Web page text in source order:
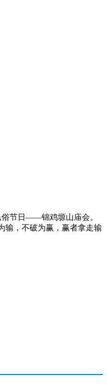
节日——锦鸡塬山庙会。
输，不破为赢，赢者拿走输